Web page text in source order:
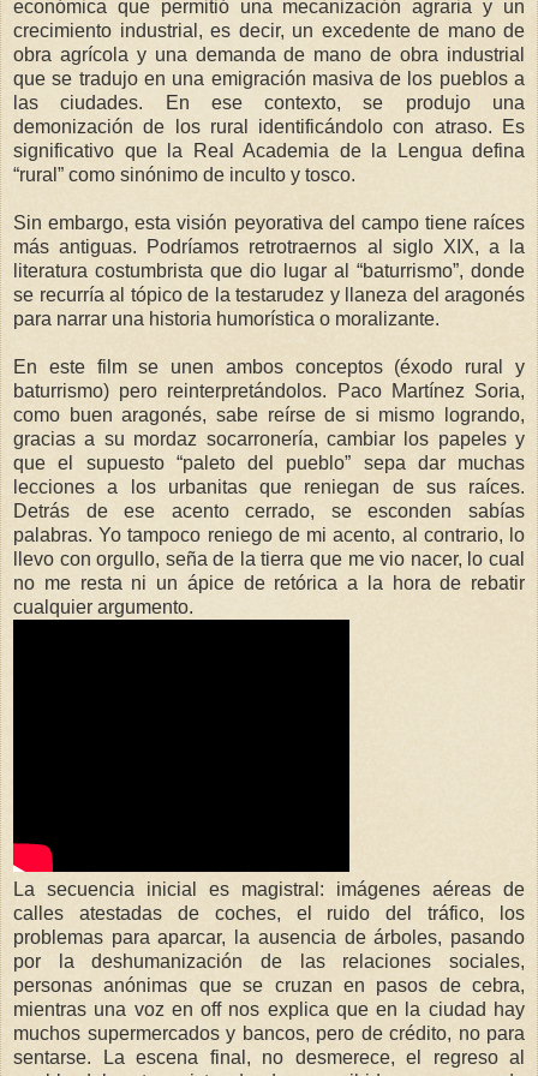
económica que permitió una mecanización agraria y un
crecimiento industrial, es decir, un excedente de mano de
obra agrícola y una demanda de mano de obra industrial
que se tradujo en una emigración masiva de los pueblos a
las ciudades. En ese contexto, se produjo una
demonización de los rural identificándolo con atraso. Es
significativo que la Real Academia de la Lengua defina
“rural” como sinónimo de inculto y tosco.
Sin embargo, esta visión peyorativa del campo tiene raíces
más antiguas. Podríamos retrotraernos al siglo XIX, a la
literatura costumbrista que dio lugar al “baturrismo”, donde
se recurría al tópico de la testarudez y llaneza del aragonés
para narrar una historia humorística o moralizante.
En este film se unen ambos conceptos (éxodo rural y
baturrismo) pero reinterpretándolos. Paco Martínez Soria,
como buen aragonés, sabe reírse de si mismo logrando,
gracias a su mordaz socarronería, cambiar los papeles y
que el supuesto “paleto del pueblo” sepa dar muchas
lecciones a los urbanitas que reniegan de sus raíces.
Detrás de ese acento cerrado, se esconden sabías
palabras. Yo tampoco reniego de mi acento, al contrario, lo
llevo con orgullo, seña de la tierra que me vio nacer, lo cual
no me resta ni un ápice de retórica a la hora de rebatir
cualquier argumento.
La secuencia inicial es magistral: imágenes aéreas de
calles atestadas de coches, el ruido del tráfico, los
problemas para aparcar, la ausencia de árboles, pasando
por la deshumanización de las relaciones sociales,
personas anónimas que se cruzan en pasos de cebra,
mientras una voz en off nos explica que en la ciudad hay
muchos supermercados y bancos, pero de crédito, no para
sentarse. La escena final, no desmerece, el regreso al